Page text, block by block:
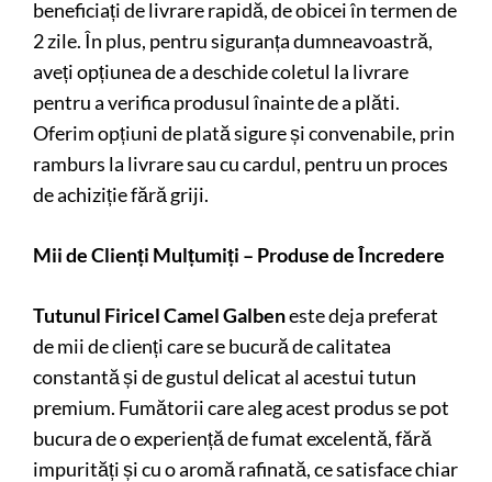
beneficiați de livrare rapidă, de obicei în termen de
2 zile. În plus, pentru siguranța dumneavoastră,
aveți opțiunea de a deschide coletul la livrare
pentru a verifica produsul înainte de a plăti.
Oferim opțiuni de plată sigure și convenabile, prin
ramburs la livrare sau cu cardul, pentru un proces
de achiziție fără griji.
Mii de Clienți Mulțumiți – Produse de Încredere
Tutunul Firicel Camel Galbeneste deja preferat
de mii de clienți care se bucură de calitatea
constantă și de gustul delicat al acestui tutun
premium. Fumătorii care aleg acest produs se pot
bucura de o experiență de fumat excelentă, fără
impurități și cu o aromă rafinată, ce satisface chiar